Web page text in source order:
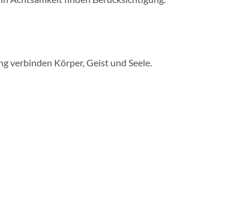
verbinden Körper, Geist und Seele.